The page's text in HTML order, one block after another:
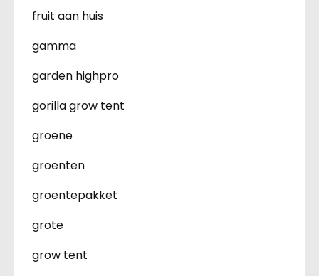
fruit aan huis
gamma
garden highpro
gorilla grow tent
groene
groenten
groentepakket
grote
grow tent